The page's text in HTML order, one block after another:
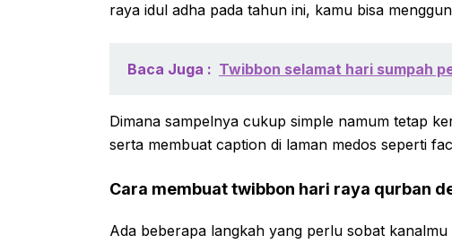
raya idul adha pada tahun ini, kamu bisa
Baca Juga : Twibbon selamat hari sumpah
Dimana sampelnya cukup simple namum tetap
serta membuat caption di laman medos seperti
Cara membuat twibbon hari raya qurban
Ada beberapa langkah yang perlu sobat